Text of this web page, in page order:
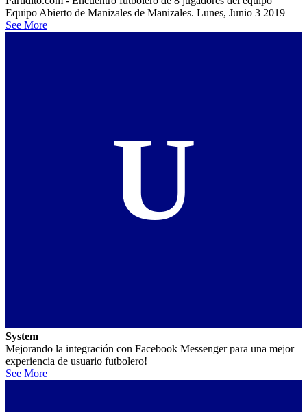
Equipo Abierto de Manizales de Manizales. Lunes, Junio 3 2019
See More
U
System
Mejorando la integración con Facebook Messenger para una mejor
experiencia de usuario futbolero!
See More